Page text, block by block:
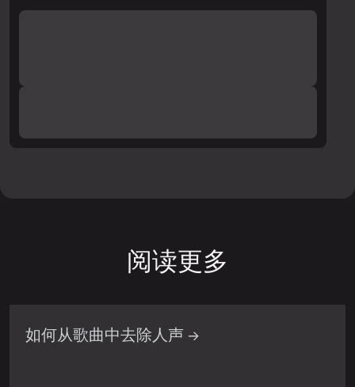
阅读更多
如何从歌曲中去除人声 →